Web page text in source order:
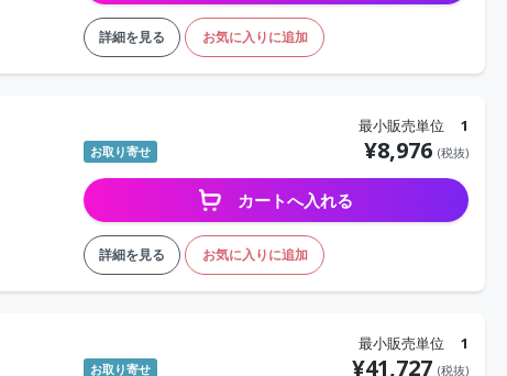
詳細を見る お気に入りに追加
最小販売単位 1
お取り寄せ ¥8,976 (税抜)
カートへ入れる
詳細を見る お気に入りに追加
最小販売単位 1
お取り寄せ ¥41,727 (税抜)